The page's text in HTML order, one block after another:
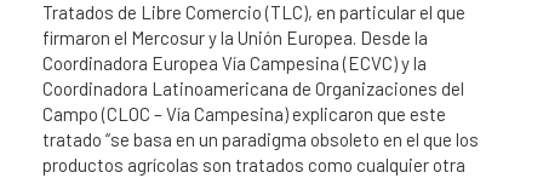
Tratados de Libre Comercio (TLC), en particular el que
firmaron el Mercosur y la Unión Europea. Desde la
Coordinadora Europea Vía Campesina (ECVC) y la
Coordinadora Latinoamericana de Organizaciones del
Campo (CLOC – Vía Campesina) explicaron que este
tratado “se basa en un paradigma obsoleto en el que los
productos agrícolas son tratados como cualquier otra